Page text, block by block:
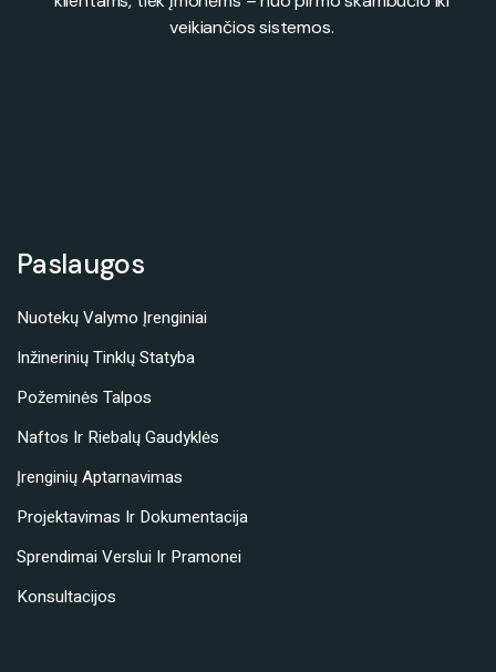
veikiančios sistemos.
Paslaugos
Nuotekų Valymo Įrenginiai
Inžinerinių Tinklų Statyba
Požeminės Talpos
Naftos Ir Riebalų Gaudyklės
Įrenginių Aptarnavimas
Projektavimas Ir Dokumentacija
Sprendimai Verslui Ir Pramonei
Konsultacijos